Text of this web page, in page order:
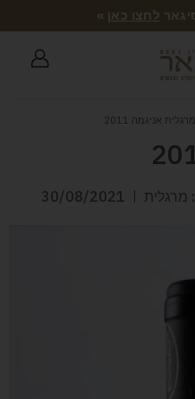
לחצו כאן »
אניגמה 2011
מרגלית 30/08/2021